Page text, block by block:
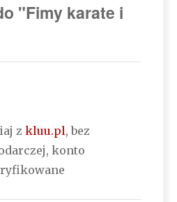
"Fimy karate i
z kluu.pl, bez
konto